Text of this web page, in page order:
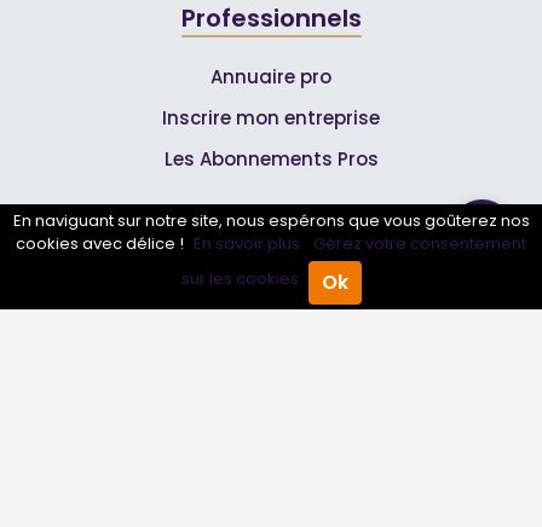
Annuaire Pro Agenda
Professionnels
Annuaire pro
Inscrire mon entreprise
Les Abonnements Pros
Infos
Mentions légales et CGV
En naviguant sur notre site, nous espérons que vous goûterez nos
cookies avec délice ! En savoir plus. Gérez votre consentement
sur les cookies.
Ok